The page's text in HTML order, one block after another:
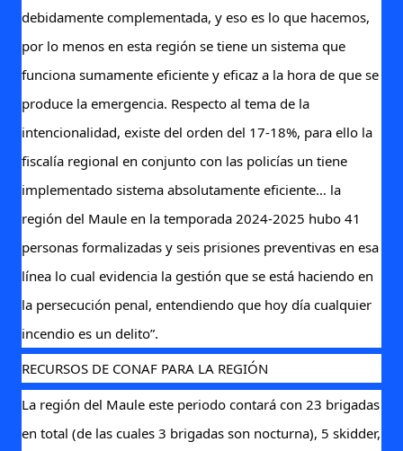
debidamente complementada, y eso es lo que hacemos,
por lo menos en esta región se tiene un sistema que
funciona sumamente eficiente y eficaz a la hora de que se
produce la emergencia. Respecto al tema de la
intencionalidad, existe del orden del 17-18%, para ello la
fiscalía regional en conjunto con las policías un tiene
implementado sistema absolutamente eficiente… la
región del Maule en la temporada 2024-2025 hubo 41
personas formalizadas y seis prisiones preventivas en esa
línea lo cual evidencia la gestión que se está haciendo en
la persecución penal, entendiendo que hoy día cualquier
incendio es un delito”.
RECURSOS DE CONAF PARA LA REGIÓN
La región del Maule este periodo contará con 23 brigadas
en total (de las cuales 3 brigadas son nocturna), 5 skidder,